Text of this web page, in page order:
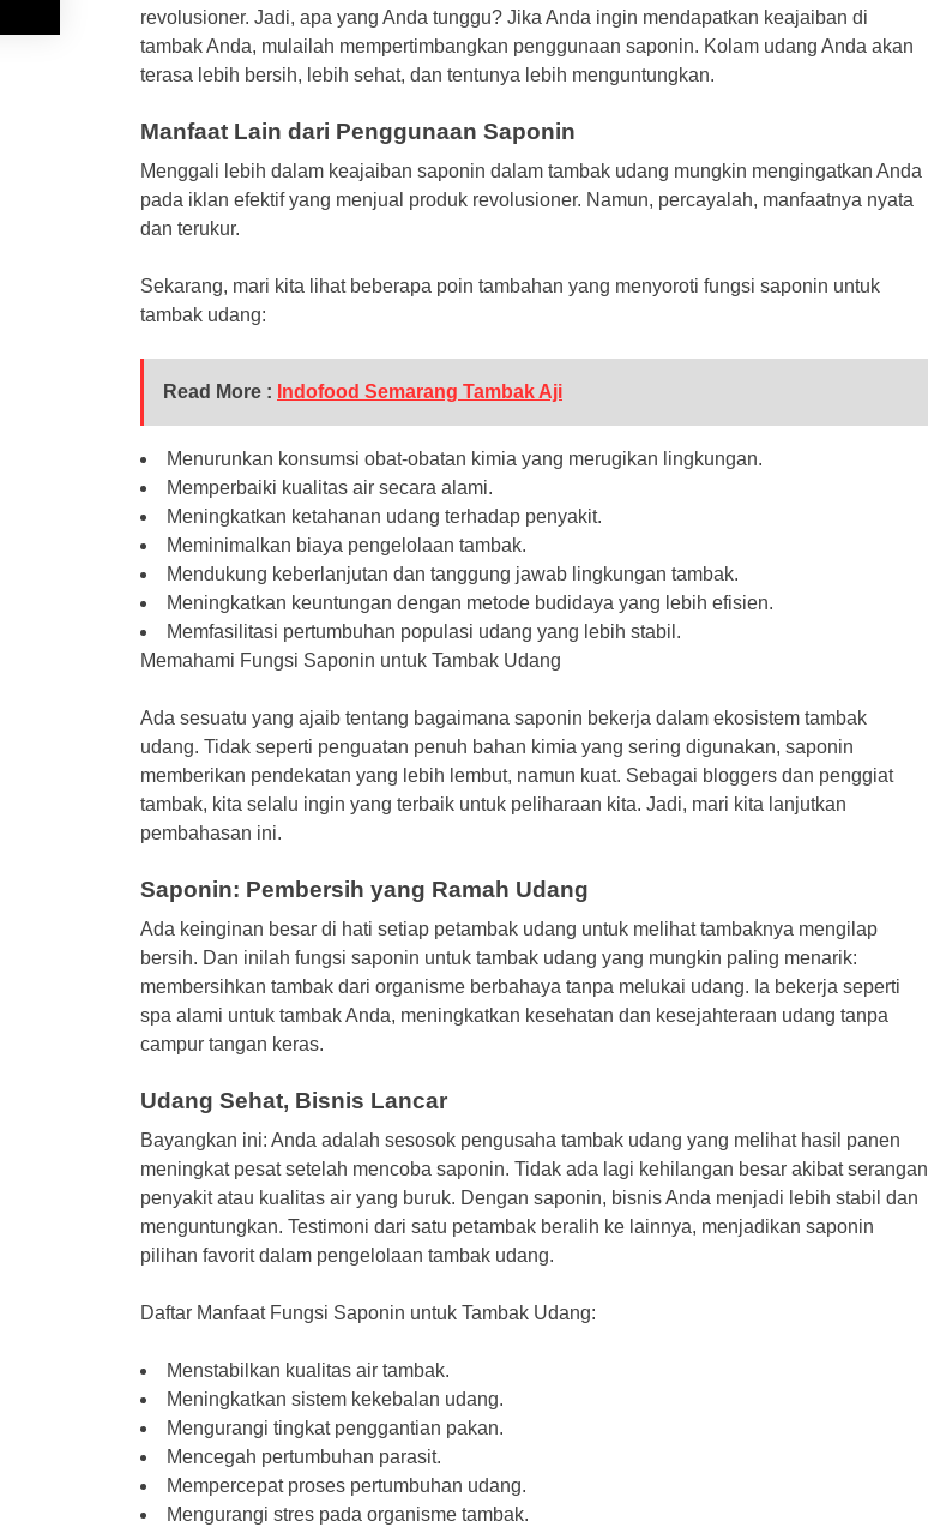
revolusioner. Jadi, apa yang Anda tunggu? Jika Anda ingin mendapatkan keajaiban di
tambak Anda, mulailah mempertimbangkan penggunaan saponin. Kolam udang Anda akan
terasa lebih bersih, lebih sehat, dan tentunya lebih menguntungkan.
Manfaat Lain dari Penggunaan Saponin
Menggali lebih dalam keajaiban saponin dalam tambak udang mungkin mengingatkan Anda
pada iklan efektif yang menjual produk revolusioner. Namun, percayalah, manfaatnya nyata
dan terukur.
Sekarang, mari kita lihat beberapa poin tambahan yang menyoroti fungsi saponin untuk
tambak udang:
Read More : Indofood Semarang Tambak Aji
Menurunkan konsumsi obat-obatan kimia yang merugikan lingkungan.
Memperbaiki kualitas air secara alami.
Meningkatkan ketahanan udang terhadap penyakit.
Meminimalkan biaya pengelolaan tambak.
Mendukung keberlanjutan dan tanggung jawab lingkungan tambak.
Meningkatkan keuntungan dengan metode budidaya yang lebih efisien.
Memfasilitasi pertumbuhan populasi udang yang lebih stabil.
Memahami Fungsi Saponin untuk Tambak Udang
Ada sesuatu yang ajaib tentang bagaimana saponin bekerja dalam ekosistem tambak
udang. Tidak seperti penguatan penuh bahan kimia yang sering digunakan, saponin
memberikan pendekatan yang lebih lembut, namun kuat. Sebagai bloggers dan penggiat
tambak, kita selalu ingin yang terbaik untuk peliharaan kita. Jadi, mari kita lanjutkan
pembahasan ini.
Saponin: Pembersih yang Ramah Udang
Ada keinginan besar di hati setiap petambak udang untuk melihat tambaknya mengilap
bersih. Dan inilah fungsi saponin untuk tambak udang yang mungkin paling menarik:
membersihkan tambak dari organisme berbahaya tanpa melukai udang. Ia bekerja seperti
spa alami untuk tambak Anda, meningkatkan kesehatan dan kesejahteraan udang tanpa
campur tangan keras.
Udang Sehat, Bisnis Lancar
Bayangkan ini: Anda adalah sesosok pengusaha tambak udang yang melihat hasil panen
meningkat pesat setelah mencoba saponin. Tidak ada lagi kehilangan besar akibat serangan
penyakit atau kualitas air yang buruk. Dengan saponin, bisnis Anda menjadi lebih stabil dan
menguntungkan. Testimoni dari satu petambak beralih ke lainnya, menjadikan saponin
pilihan favorit dalam pengelolaan tambak udang.
Daftar Manfaat Fungsi Saponin untuk Tambak Udang:
Menstabilkan kualitas air tambak.
Meningkatkan sistem kekebalan udang.
Mengurangi tingkat penggantian pakan.
Mencegah pertumbuhan parasit.
Mempercepat proses pertumbuhan udang.
Mengurangi stres pada organisme tambak.